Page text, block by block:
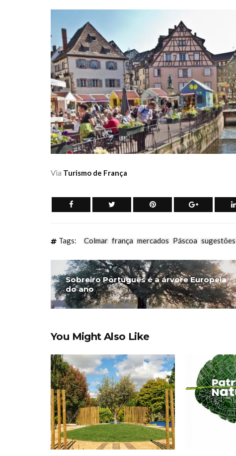
Via Turismo de França
Tags: Colmar frança mercados Páscoa sugestões
Sobreiro Português é a árvore Europeia
do ano
You Might Also Like